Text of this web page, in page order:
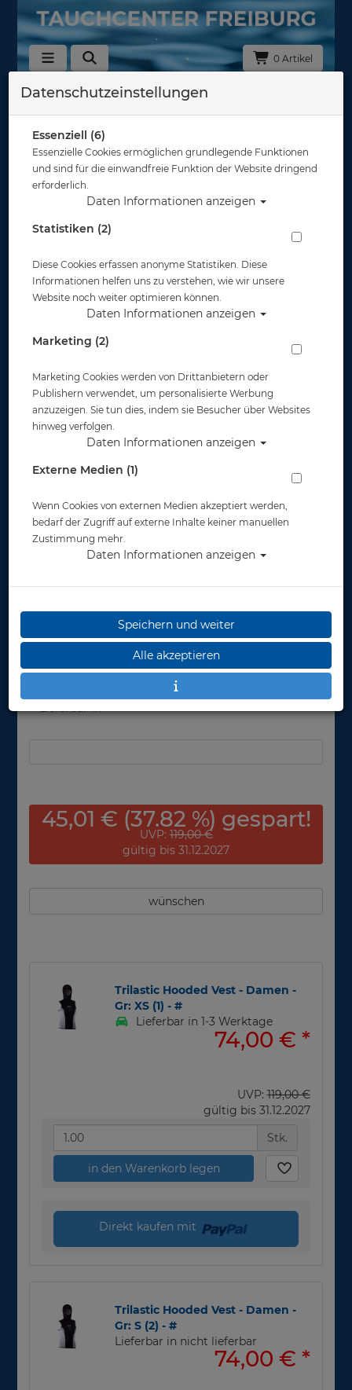
0 Artikel
Zurück
Mares Trilastic Hooded Vest - Damen - #
Artikelnr.: mar-412808Lmaster
Herstellerpreis: 119,00 €
ab 74,00 €*
Lieferbar in
45,01 € (37.82 %) gespart!
UVP:119,00 €
gültig bis 31.12.2027
wünschen
Trilastic Hooded Vest - Damen -
Gr: XS (1) - #
Lieferbar in 1-3 Werktage
74,00 € *
UVP:119,00 €
gültig bis 31.12.2027
Stk.
in den Warenkorb legen
Direkt kaufen mit
Trilastic Hooded Vest - Damen -
Gr: S (2) - #
Lieferbar in nicht lieferbar
74,00 € *
Datenschutzeinstellungen
Essenziell (6)
Essenzielle Cookies ermöglichen grundlegende Funktionen
und sind für die einwandfreie Funktion der Website dringend
erforderlich.
Daten Informationen anzeigen
Statistiken (2)
Diese Cookies erfassen anonyme Statistiken. Diese
Informationen helfen uns zu verstehen, wie wir unsere
Website noch weiter optimieren können.
Daten Informationen anzeigen
Marketing (2)
Marketing Cookies werden von Drittanbietern oder
Publishern verwendet, um personalisierte Werbung
anzuzeigen. Sie tun dies, indem sie Besucher über Websites
hinweg verfolgen.
Daten Informationen anzeigen
Externe Medien (1)
Wenn Cookies von externen Medien akzeptiert werden,
bedarf der Zugriff auf externe Inhalte keiner manuellen
Zustimmung mehr.
Daten Informationen anzeigen
Speichern und weiter
Alle akzeptieren